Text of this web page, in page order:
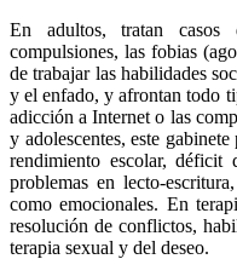
En adultos, tratan casos
compulsiones, las fobias
de trabajar las habilidades
y el enfado, y afrontan todo
adicción a Internet o las
y adolescentes, este
rendimiento escolar,
problemas en lecto-
como emocionales. En
resolución de conflictos,
terapia sexual y del deseo.